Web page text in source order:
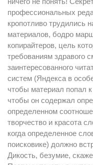
профессиональных
кропотливо трудились
материалов, бодро
копирайтеров, цель
требованиям здравого
заинтересованного
систем (Яндекса в
чтобы материал попал
чтобы он содержал
определенном
творчество и красота
когда определенное
поисковике) должно
Дикость, безумие,